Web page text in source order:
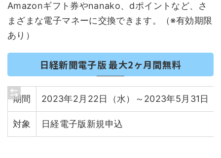
Amazonギフト券やnanako、dポイントなど、さ
まざまな電子マネーに交換できます。（※有効期限
あり）
日経新聞電子版 最大2ヶ月間無料
期間 2023年2月22日（水）～2023年5月31日（
対象 日経電子版新規申込